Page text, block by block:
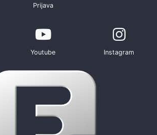
Prijava
Youtube Instagram